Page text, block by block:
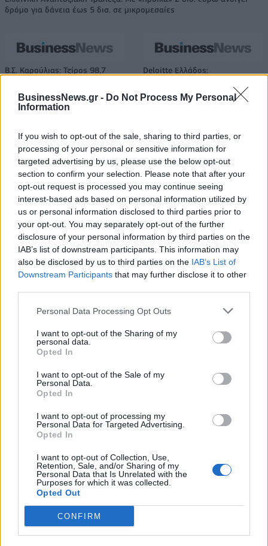
BusinessNews.gr - Do Not Process My Personal
Information
If you wish to opt-out of the sale, sharing to third parties, or
processing of your personal or sensitive information for
targeted advertising by us, please use the below opt-out
section to confirm your selection. Please note that after your
opt-out request is processed you may continue seeing
interest-based ads based on personal information utilized by
us or personal information disclosed to third parties prior to
your opt-out. You may separately opt-out of the further
disclosure of your personal information by third parties on the
IAB’s list of downstream participants. This information may
also be disclosed by us to third parties on the IAB’s List of
Downstream Participants that may further disclose it to other
Personal Data Processing Opt Outs
I want to opt-out of the Sharing of my
personal data.
Opted In
I want to opt-out of the Sale of my
Personal Data.
Opted In
I want to opt-out of processing my
Personal Data for Targeted Advertising.
Opted In
I want to opt-out of Collection, Use,
Retention, Sale, and/or Sharing of my
Personal Data that Is Unrelated with the
Purposes for which it was collected.
Opted Out
CONFIRM
δρόμο για δάνεια έως 5 δισ. σε μικρομεσαίες
Β.Σ. Καρούλιας: Τζίρος 98,7
57% - Τα νέα στοιχήματα σε
low & non alcohol
Deloitte Ελλάδος:
σύμβουλος της ΔΕΗ για την
είσοδο στην πολωνική αγορά
Η Chery επενδύει 75 εκατ. δολάρια στην KG Mobility
18.990 ευρώ
συνεχίζουν μαζί: Ανανέωση της
συνεργασίας τους μέχρι το
2028
FTSE4Good
Alpha Bank: Για πρώτη φορά το Αρχαίο Θέατρο Επιδαύρου άνοιξε τις
πύλες του σε όλους
ΠΕΡΙΣΣΌΤΕΡΑ ΣΕ ΑΥΤΉ ΤΗΝ ΚΑΤΗΓΟΡΊΑ
ΔΕΗ: Μία επιχειρηματική
ιστορία ανάκαμψης
Αναλαμβάνει θέση